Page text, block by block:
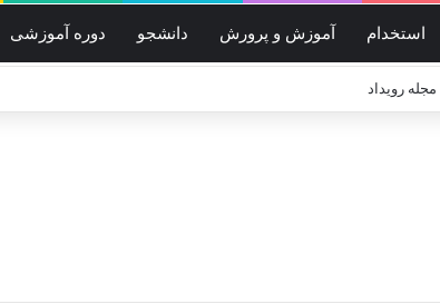
استخدام آموزش و پرورش دانشجو دوره آموزشی
مجله رویداد